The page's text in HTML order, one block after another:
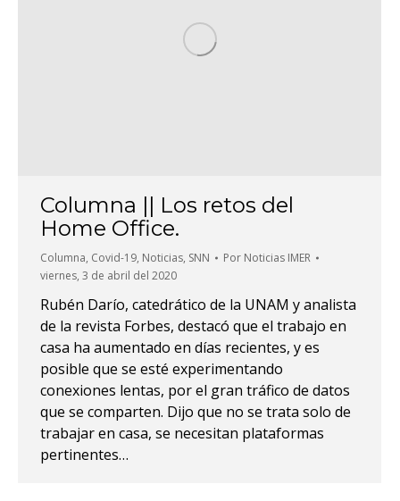
Columna || Los retos del
Home Office.
Columna, Covid-19, Noticias, SNN Por Noticias IMER
viernes, 3 de abril del 2020
Rubén Darío, catedrático de la UNAM y analista
de la revista Forbes, destacó que el trabajo en
casa ha aumentado en días recientes, y es
posible que se esté experimentando
conexiones lentas, por el gran tráfico de datos
que se comparten. Dijo que no se trata solo de
trabajar en casa, se necesitan plataformas
pertinentes…